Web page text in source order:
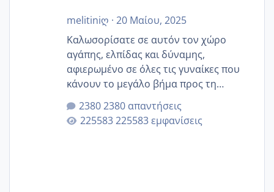
melitiniღ · 20 Μαίου, 2025
Καλωσορίσατε σε αυτόν τον χώρο
αγάπης, ελπίδας και δύναμης,
αφιερωμένο σε όλες τις γυναίκες που
κάνουν το μεγάλο βήμα προς τη
μητρότητα μέσω εξωσωματικής το 2025.
Εδώ θα μοιραστούμε αγωνίες, χαρές,
εμπειρίες και κάθε μικρή ή μεγάλη
2380 απαντήσεις
225583 εμφανίσεις